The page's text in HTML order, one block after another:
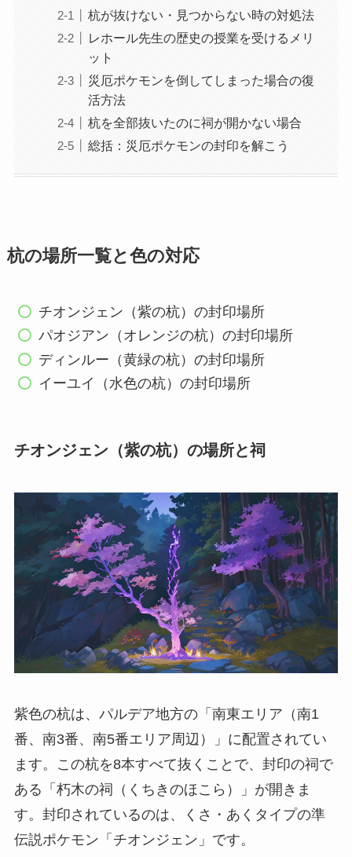
杭が抜けない・見つからない時の対処法
レホール先生の歴史の授業を受けるメリ
ット
災厄ポケモンを倒してしまった場合の復
活方法
杭を全部抜いたのに祠が開かない場合
総括：災厄ポケモンの封印を解こう
杭の場所一覧と色の対応
チオンジェン（紫の杭）の封印場所
パオジアン（オレンジの杭）の封印場所
ディンルー（黄緑の杭）の封印場所
イーユイ（水色の杭）の封印場所
チオンジェン（紫の杭）の場所と祠
紫色の杭は、パルデア地方の「南東エリア（南1
番、南3番、南5番エリア周辺）」に配置されてい
ます。この杭を8本すべて抜くことで、封印の祠で
ある「朽木の祠（くちきのほこら）」が開きま
す。封印されているのは、くさ・あくタイプの準
伝説ポケモン「チオンジェン」です。